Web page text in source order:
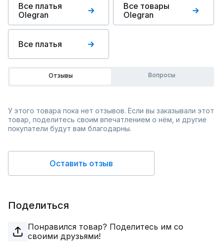
Все платья
Olegran
Все товары
Olegran
Все платья
Отзывы Вопросы
У этого товара пока нет отзывов. Если вы заказывали этот
товар, поделитесь своим впечатлением о нём, и другие
покупатели будут вам благодарны.
Оставить отзыв
Поделиться
Понравился товар? Поделитесь им со
своими друзьями!